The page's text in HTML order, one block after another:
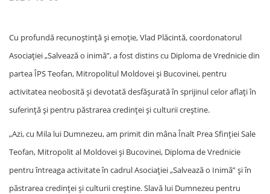
Cu profundă recunoștință și emoție, Vlad Plăcintă, coordonatorul
Asociației „Salvează o inimă”, a fost distins cu Diploma de Vrednicie din
partea ÎPS Teofan, Mitropolitul Moldovei și Bucovinei, pentru
activitatea neobosită și devotată desfășurată în sprijinul celor aflați în
suferință și pentru păstrarea credinței și culturii creștine.
„Azi, cu Mila lui Dumnezeu, am primit din mâna Înalt Prea Sfinției Sale
Teofan, Mitropolit al Moldovei și Bucovinei, Diploma de Vrednicie
pentru întreaga activitate în cadrul Asociației „Salvează o Inimă” și în
păstrarea credinței și culturii creștine. Slavă lui Dumnezeu pentru